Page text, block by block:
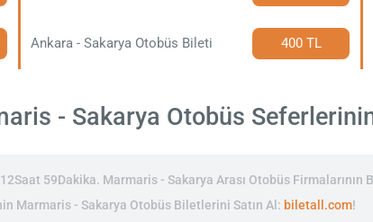
Ankara - Sakarya Otobüs Bileti 400 TL
- Sakarya Otobüs
59Dakika. Marmaris - Sakarya Arası Otobüs Firmalarının
Marmaris - Sakarya Otobüs Biletlerini Satın Al: biletall.com!